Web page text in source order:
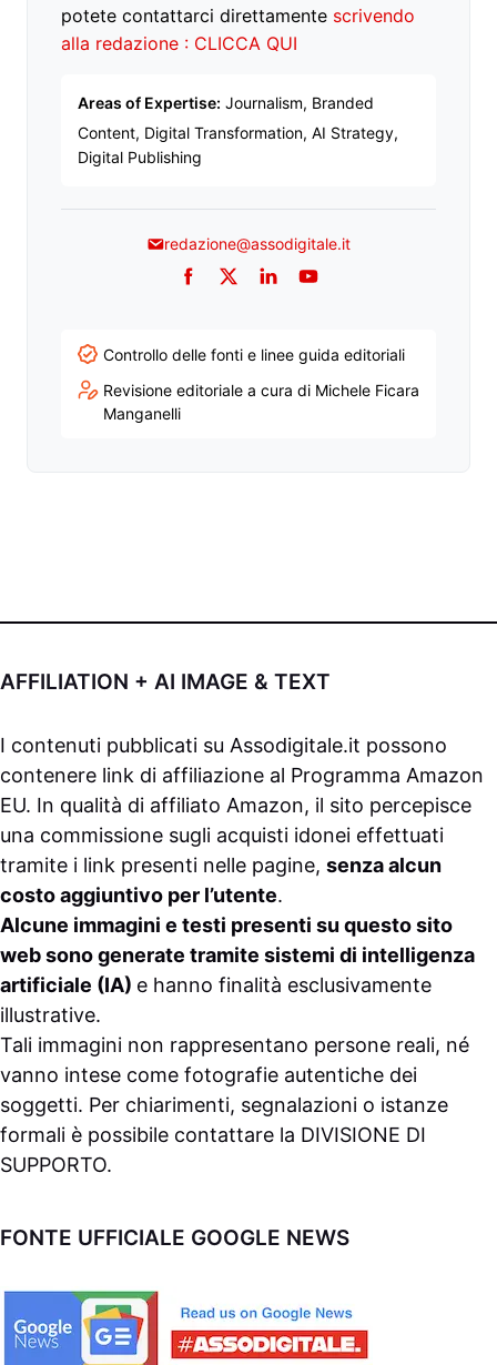
potete contattarci direttamente scrivendo
alla redazione : CLICCA QUI
Areas of Expertise: Journalism, Branded
Content, Digital Transformation, AI Strategy,
Digital Publishing
redazione@assodigitale.it
Facebook
TwitterLinkedInYouTube
Controllo delle fonti e linee guida editoriali
Revisione editoriale a cura di Michele Ficara
Manganelli
AFFILIATION + AI IMAGE & TEXT
I contenuti pubblicati su Assodigitale.it possono
contenere link di affiliazione al Programma Amazon
EU. In qualità di affiliato Amazon, il sito percepisce
una commissione sugli acquisti idonei effettuati
tramite i link presenti nelle pagine, senza alcun
costo aggiuntivo per l’utente.
Alcune immagini e testi presenti su questo sito
web sono generate tramite sistemi di intelligenza
artificiale (IA) e hanno finalità esclusivamente
illustrative.
Tali immagini non rappresentano persone reali, né
vanno intese come fotografie autentiche dei
soggetti. Per chiarimenti, segnalazioni o istanze
formali è possibile contattare la DIVISIONE DI
SUPPORTO.
FONTE UFFICIALE GOOGLE NEWS